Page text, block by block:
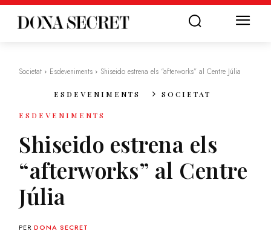
Societat Esdeveniments Shiseido estrena els “afterworks” al Centre Júlia
ESDEVENIMENTS SOCIETAT
ESDEVENIMENTS
Shiseido estrena els
“afterworks” al Centre
Júlia
PER DONA SECRET